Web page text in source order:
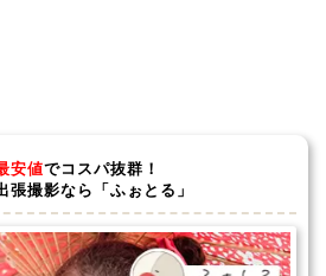
安値でコスパ抜群！
張撮影なら「ふぉとる」